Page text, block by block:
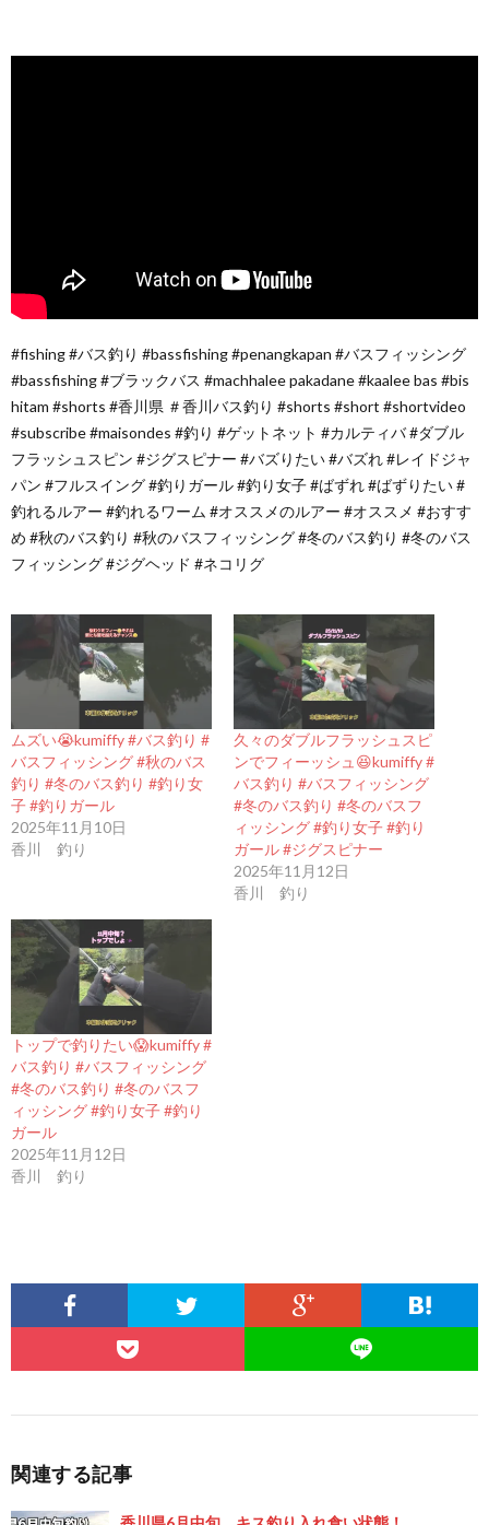
#fishing #バス釣り #bassfishing #penangkapan #バスフィッシング
#bassfishing #ブラックバス #machhalee pakadane #kaalee bas #bis
hitam #shorts #香川県 ＃香川バス釣り #shorts #short #shortvideo
#subscribe #maisondes #釣り #ゲットネット #カルティバ #ダブル
フラッシュスピン #ジグスピナー #バズりたい #バズれ #レイドジャ
パン #フルスイング #釣りガール #釣り女子 #ばずれ #ばずりたい #
釣れるルアー #釣れるワーム #オススメのルアー #オススメ #おすす
め #秋のバス釣り #秋のバスフィッシング #冬のバス釣り #冬のバス
フィッシング #ジグヘッド #ネコリグ
ムズい😭kumiffy #バス釣り #
バスフィッシング #秋のバス
釣り #冬のバス釣り #釣り女
子 #釣りガール
2025年11月10日
香川 釣り
久々のダブルフラッシュスピ
ンでフィーッシュ😆kumiffy #
バス釣り #バスフィッシング
#冬のバス釣り #冬のバスフ
ィッシング #釣り女子 #釣り
ガール #ジグスピナー
2025年11月12日
香川 釣り
トップで釣りたい😱kumiffy #
バス釣り #バスフィッシング
#冬のバス釣り #冬のバスフ
ィッシング #釣り女子 #釣り
ガール
2025年11月12日
香川 釣り
関連する記事